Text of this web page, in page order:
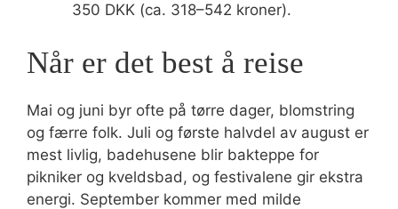
350 DKK (ca. 318–542 kroner).
Når er det best å reise
Mai og juni byr ofte på tørre dager, blomstring
og færre folk. Juli og første halvdel av august er
mest livlig, badehusene blir bakteppe for
pikniker og kveldsbad, og festivalene gir ekstra
energi. September kommer med milde